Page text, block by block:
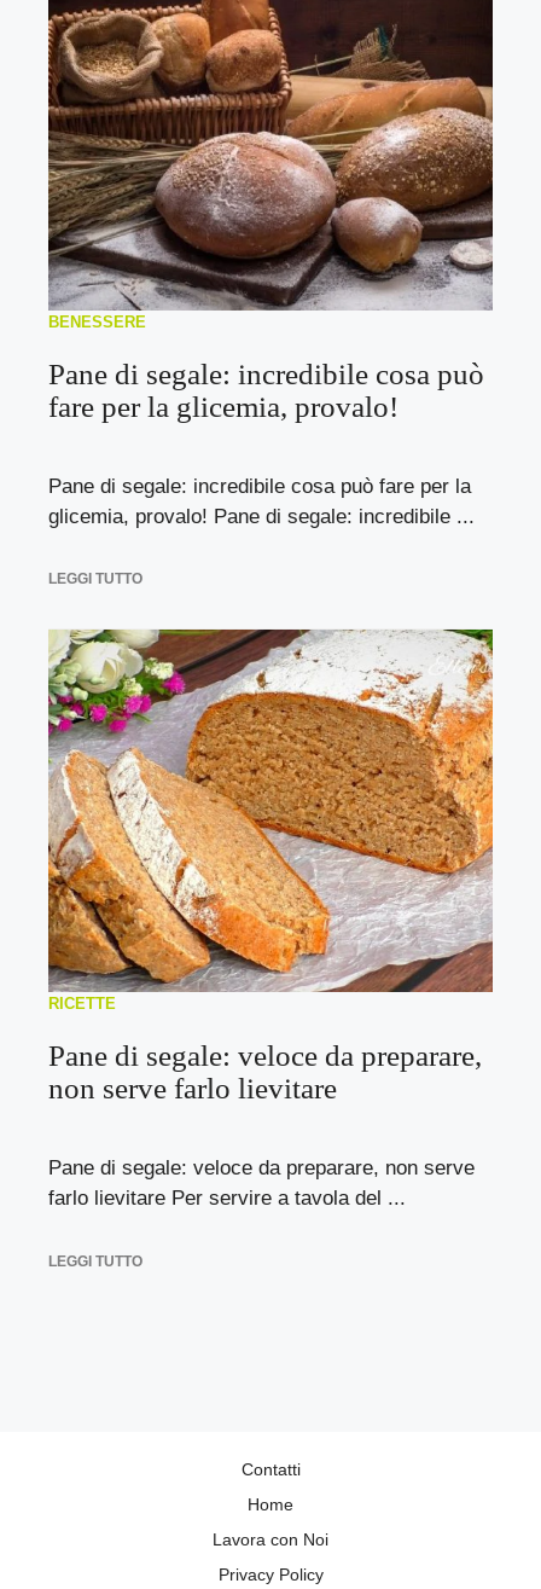
BENESSERE
Pane di segale: incredibile cosa può
fare per la glicemia, provalo!
Pane di segale: incredibile cosa può fare per la
glicemia, provalo! Pane di segale: incredibile ...
LEGGI TUTTO
RICETTE
Pane di segale: veloce da preparare,
non serve farlo lievitare
Pane di segale: veloce da preparare, non serve
farlo lievitare Per servire a tavola del ...
LEGGI TUTTO
Contatti
Home
Lavora con Noi
Privacy Policy